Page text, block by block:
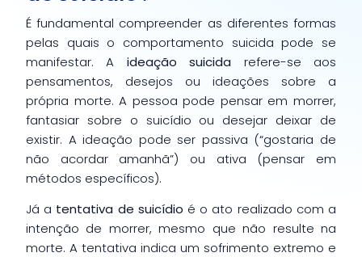
É fundamental compreender as diferentes formas
pelas quais o comportamento suicida pode se
manifestar. A ideação suicida refere-se aos
pensamentos, desejos ou ideações sobre a
própria morte. A pessoa pode pensar em morrer,
fantasiar sobre o suicídio ou desejar deixar de
existir. A ideação pode ser passiva (“gostaria de
não acordar amanhã”) ou ativa (pensar em
métodos específicos).
Já a tentativa de suicídio é o ato realizado com a
intenção de morrer, mesmo que não resulte na
morte. A tentativa indica um sofrimento extremo e